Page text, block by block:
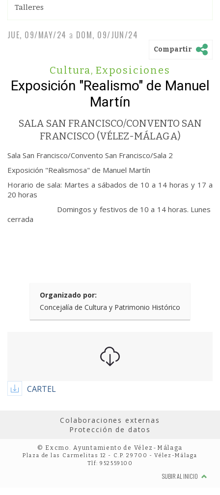
Talleres
JUE, 09/MAY/24 a DOM, 09/JUN/24
Compartir
Cultura, Exposiciones
Exposición "Realismo" de Manuel
Martín
SALA SAN FRANCISCO/CONVENTO SAN
FRANCISCO (VÉLEZ-MÁLAGA)
Sala San Francisco/Convento San Francisco/Sala 2
Exposición "Realismosa" de Manuel Martín
Horario de sala: Martes a sábados de 10 a 14 horas y 17 a
20 horas
Domingos y festivos de 10 a 14 horas. Lunes
cerrada
Organizado por:
Concejalía de Cultura y Patrimonio Histórico
CARTEL
Colaboraciones externas
Protección de datos
© Excmo. Ayuntamiento de Vélez-Málaga
Plaza de las Carmelitas 12 - C.P. 29700 - Vélez-Málaga
Tlf: 952559100
SUBIR AL INICIO